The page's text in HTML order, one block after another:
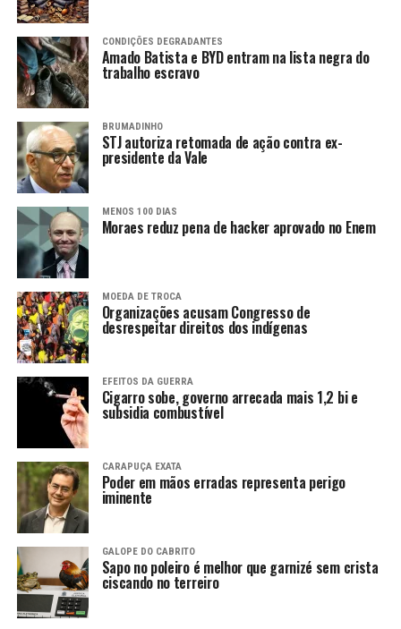
CONDIÇÕES DEGRADANTES
Amado Batista e BYD entram na lista negra do
trabalho escravo
BRUMADINHO
STJ autoriza retomada de ação contra ex-
presidente da Vale
MENOS 100 DIAS
Moraes reduz pena de hacker aprovado no Enem
MOEDA DE TROCA
Organizações acusam Congresso de
desrespeitar direitos dos indígenas
EFEITOS DA GUERRA
Cigarro sobe, governo arrecada mais 1,2 bi e
subsidia combustível
CARAPUÇA EXATA
Poder em mãos erradas representa perigo
iminente
GALOPE DO CABRITO
Sapo no poleiro é melhor que garnizé sem crista
ciscando no terreiro